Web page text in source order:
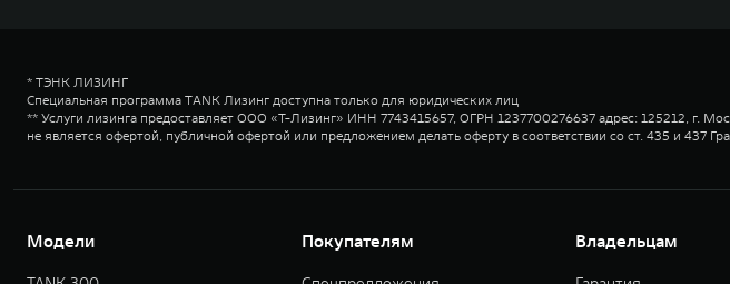
* ТЭНК ЛИЗИНГ
Специальная программа TANK Лизинг доступна только для юридических лиц
** Услуги лизинга предоставляет ООО «Т-Лизинг» ИНН 7743415657, ОГРН 1237700276637 адрес: 125212, г.
не является офертой, публичной офертой или предложением делать оферту в соответствии со ст. 435 и 437
Модели Покупателям Владельцам